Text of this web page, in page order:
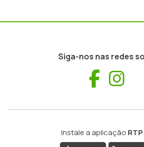
Siga-nos nas redes
Instale a aplicação